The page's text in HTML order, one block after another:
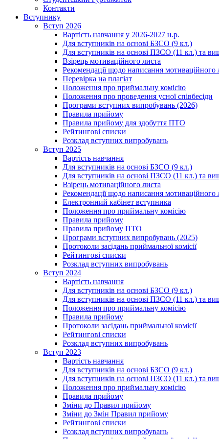
Контакти
Вступнику
Вступ 2026
Вартість навчання у 2026-2027 н.р.
Для вступників на основі БЗСО (9 кл.)
Для вступників на основі ПЗСО (11 кл.) та
Взірець мотиваційного листа
Рекомендації щодо написання мотиваційного
Перевірка на плагіат
Положення про приймальну комісію
Положення про проведення усної співбесіди
Програми вступних випробувань (2026)
Правила прийому
Правила прийому для здобуття ПТО
Рейтингові списки
Розклад вступних випробувань
Вступ 2025
Вартість навчання
Для вступників на основі БЗСО (9 кл.)
Для вступників на основі ПЗСО (11 кл.) та
Взірець мотиваційного листа
Рекомендації щодо написання мотиваційного
Електронний кабінет вступника
Положення про приймальну комісію
Правила прийому
Правила прийому ПТО
Програми вступних випробувань (2025)
Протоколи засідань приймальної комісії
Рейтингові списки
Розклад вступних випробувань
Вступ 2024
Вартість навчання
Для вступників на основі БЗСО (9 кл.)
Для вступників на основі ПЗСО (11 кл.) та
Положення про приймальну комісію
Правила прийому
Протоколи засідань приймальної комісії
Рейтингові списки
Розклад вступних випробувань
Вступ 2023
Вартість навчання
Для вступників на основі БЗСО (9 кл.)
Для вступників на основі ПЗСО (11 кл.) та
Положення про приймальну комісію
Правила прийому
Зміни до Правил прийому
Зміни до Змін Правил прийому
Рейтингові списки
Розклад вступних випробувань